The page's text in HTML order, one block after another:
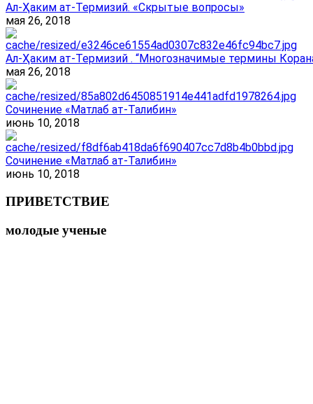
Ал-Ҳаким ат-Термизий. «Скрытые вопросы»
мая 26, 2018
Ал-Ҳаким ат-Термизий . “Многозначимые термины
мая 26, 2018
Сочинение «Матлаб ат-Талибин»
июнь 10, 2018
Сочинение «Матлаб ат-Талибин»
июнь 10, 2018
ПРИВЕТСТВИЕ
молодые ученые